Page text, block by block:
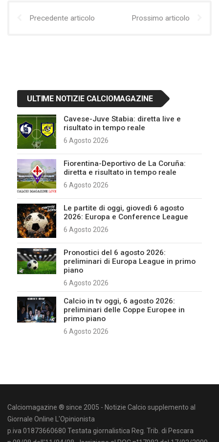
Precedente articolo Prossimo articolo
ULTIME NOTIZIE CALCIOMAGAZINE
Cavese-Juve Stabia: diretta live e
risultato in tempo reale
6 Agosto 2026
Fiorentina-Deportivo de La Coruña:
diretta e risultato in tempo reale
6 Agosto 2026
Le partite di oggi, giovedì 6 agosto
2026: Europa e Conference League
6 Agosto 2026
Pronostici del 6 agosto 2026:
preliminari di Europa League in primo
piano
6 Agosto 2026
Calcio in tv oggi, 6 agosto 2026:
preliminari delle Coppe Europee in
primo piano
6 Agosto 2026
Calciomagazine ® since 2005 - Notizie Calcio supplemento al
Giornale Online L'Opinionista
p.iva 01873660680 Testata giornalistica Reg. Trib. di Pescara